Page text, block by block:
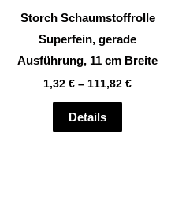
Storch Schaumstoffrolle
Superfein, gerade
Ausführung, 11 cm Breite
1,32 € – 111,82 €
Details
können